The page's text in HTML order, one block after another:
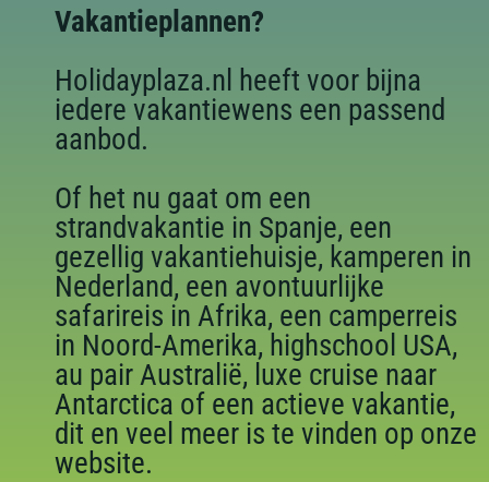
Vakantieplannen?
Holidayplaza.nl heeft voor bijna
iedere vakantiewens een passend
aanbod.
Of het nu gaat om een
strandvakantie in Spanje, een
gezellig vakantiehuisje, kamperen in
Nederland, een avontuurlijke
safarireis in Afrika, een camperreis
in Noord-Amerika, highschool USA,
au pair Australië, luxe cruise naar
Antarctica of een actieve vakantie,
dit en veel meer is te vinden op onze
website.